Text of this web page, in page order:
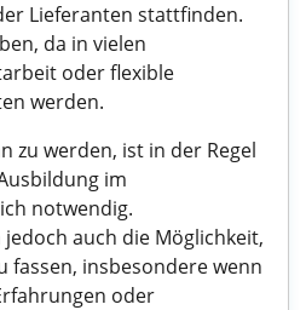
Lieferanten stattfinden.
da in vielen
oder flexible
werden.
zu werden, ist in der Regel
im
notwendig.
auch die Möglichkeit,
fassen, insbesondere wenn
oder